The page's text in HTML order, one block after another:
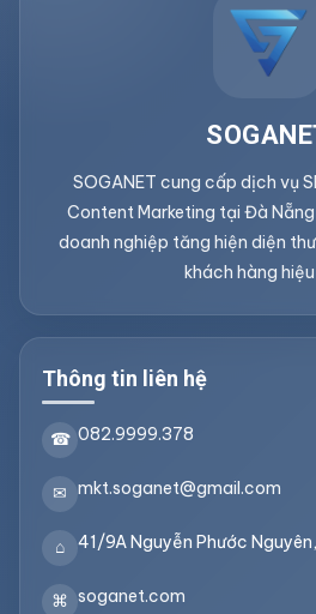
SOGANET cung cấp dịch vụ
Content Marketing tại Đà
doanh nghiệp tăng hiện diện
khách hàng
Thông tin liên hệ
☎ 082.9999.378
✉ mkt.soganet@gmail.com
⌂ 41/9A Nguyễn Phước
⌘ soganet.com